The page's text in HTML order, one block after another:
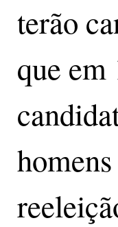
terão
que em